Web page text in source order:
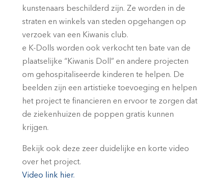
kunstenaars beschilderd zijn. Ze worden in de
straten en winkels van steden opgehangen op
verzoek van een Kiwanis club.
e K-Dolls worden ook verkocht ten bate van de
plaatselijke “Kiwanis Doll” en andere projecten
om gehospitaliseerde kinderen te helpen. De
beelden zijn een artistieke toevoeging en helpen
het project te financieren en ervoor te zorgen dat
de ziekenhuizen de poppen gratis kunnen
krijgen.
Bekijk ook deze zeer duidelijke en korte video
over het project.
Video link hier.